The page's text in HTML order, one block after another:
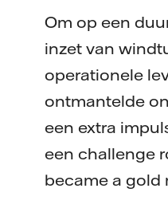
Om op een
inzet van
operationele
ontmantelde
een extra
een challenge
became a gold